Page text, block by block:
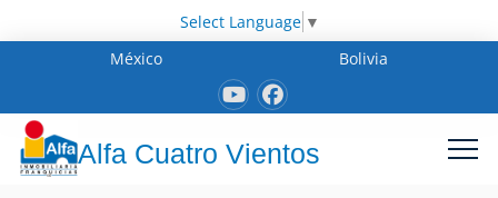
Select Language ▼
México
Bolivia
Alfa Cuatro Vientos